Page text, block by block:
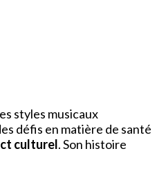
styles musicaux
défis en matière de santé
culturel. Son histoire